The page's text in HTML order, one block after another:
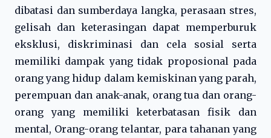
dibatasi dan sumberdaya langka, perasaan stres,
gelisah dan keterasingan dapat memperburuk
eksklusi, diskriminasi dan cela sosial serta
memiliki dampak yang tidak proposional pada
orang yang hidup dalam kemiskinan yang parah,
perempuan dan anak-anak, orang tua dan orang-
orang yang memiliki keterbatasan fisik dan
mental, Orang-orang telantar, para tahanan yang